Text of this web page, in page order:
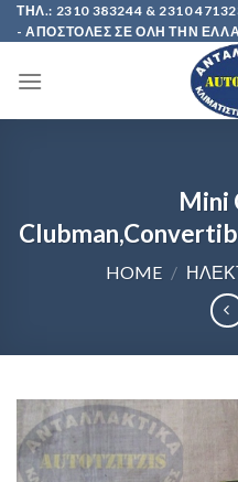
Skip
to
ΤΗΛ.: 2310 383244 & 2310
- ΑΠΟΣΤΟΛΕΣ ΣΕ ΟΛΗ ΤΗΝ
Mini
HOME /